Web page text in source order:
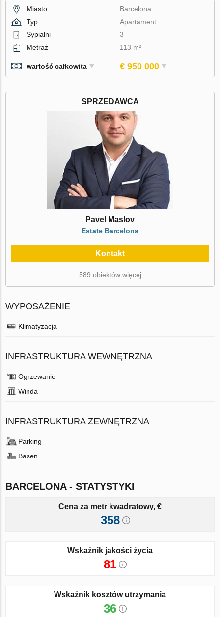
Miasto
Barcelona
Typ
Apartament
Sypialni
3
Metraż
113 m²
wartość całkowita € 950 000
SPRZEDAWCA
Pavel Maslov
Estate Barcelona
Kontakt
589 obiektów więcej
WYPOSAŻENIE
Klimatyzacja
INFRASTRUKTURA WEWNĘTRZNA
Ogrzewanie
Winda
INFRASTRUKTURA ZEWNĘTRZNA
Parking
Basen
BARCELONA - STATYSTYKI
Cena za metr kwadratowy, €
358
Wskaźnik jakości życia
81
Wskaźnik kosztów utrzymania
36